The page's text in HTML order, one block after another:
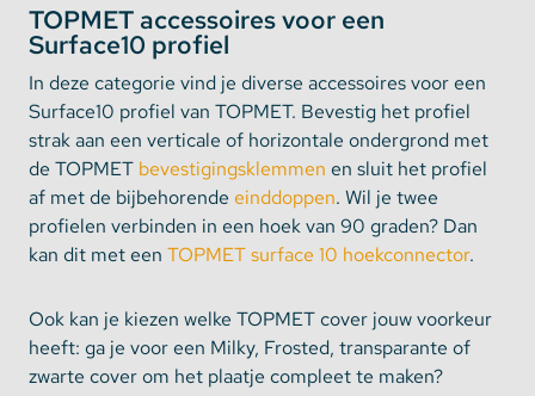
TOPMET accessoires voor een
Surface10 profiel
In deze categorie vind je diverse accessoires voor een
Surface10 profiel van TOPMET. Bevestig het profiel
strak aan een verticale of horizontale ondergrond met
de TOPMET bevestigingsklemmen en sluit het profiel
af met de bijbehorende einddoppen. Wil je twee
profielen verbinden in een hoek van 90 graden? Dan
kan dit met een TOPMET surface 10 hoekconnector.
Ook kan je kiezen welke TOPMET cover jouw voorkeur
heeft: ga je voor een Milky, Frosted, transparante of
zwarte cover om het plaatje compleet te maken?